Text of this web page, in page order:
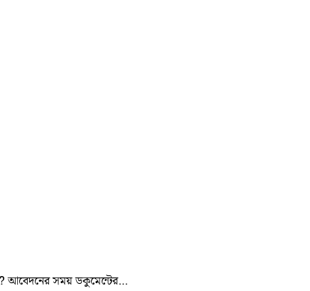
আবেদনের সময় ডকুমেন্টের…